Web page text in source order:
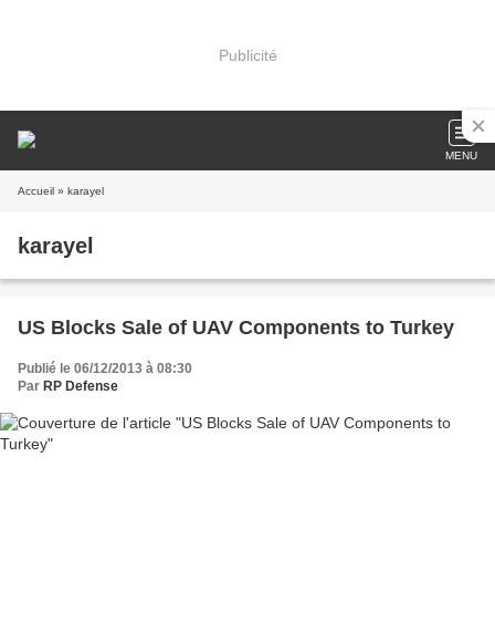
Publicité
MENU
Accueil » karayel
karayel
US Blocks Sale of UAV Components to Turkey
Publié le 06/12/2013 à 08:30
Par RP Defense